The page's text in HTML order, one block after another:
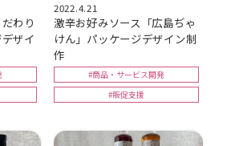
わり
ザイ
2022.4.21
激辛お好みソース「広島ぢゃ
けん」パッケージデザイン制
作
#商品・サービス開発
#販促支援